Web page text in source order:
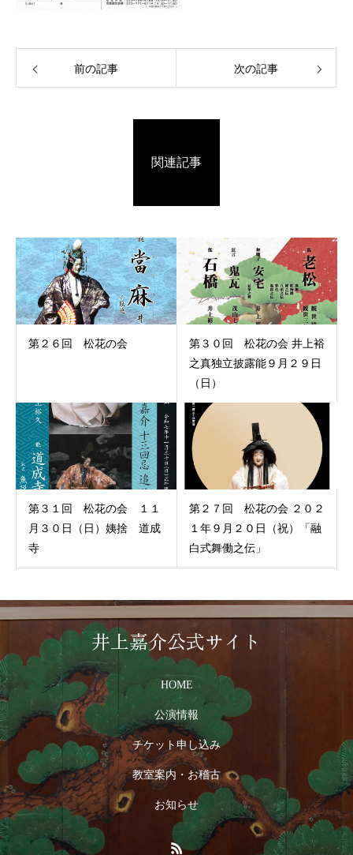
前の記事 次の記事
関連記事
第２６回 松花の会
第３０回 松花の会 井上裕
之真独立披露能９月２９日
（日）
第３１回 松花の会 １１
月３０日（日）姨捨 道成
寺
第２７回 松花の会 ２０２
１年９月２０日（祝）「融
白式舞働之伝」
井上嘉介公式サイト
HOME
公演情報
チケット申し込み
教室案内・お稽古
お知らせ